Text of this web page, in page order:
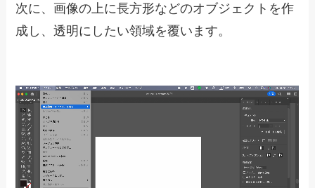
次に、画像の上に長方形などのオブジェクトを作
成し、透明にしたい領域を覆います。